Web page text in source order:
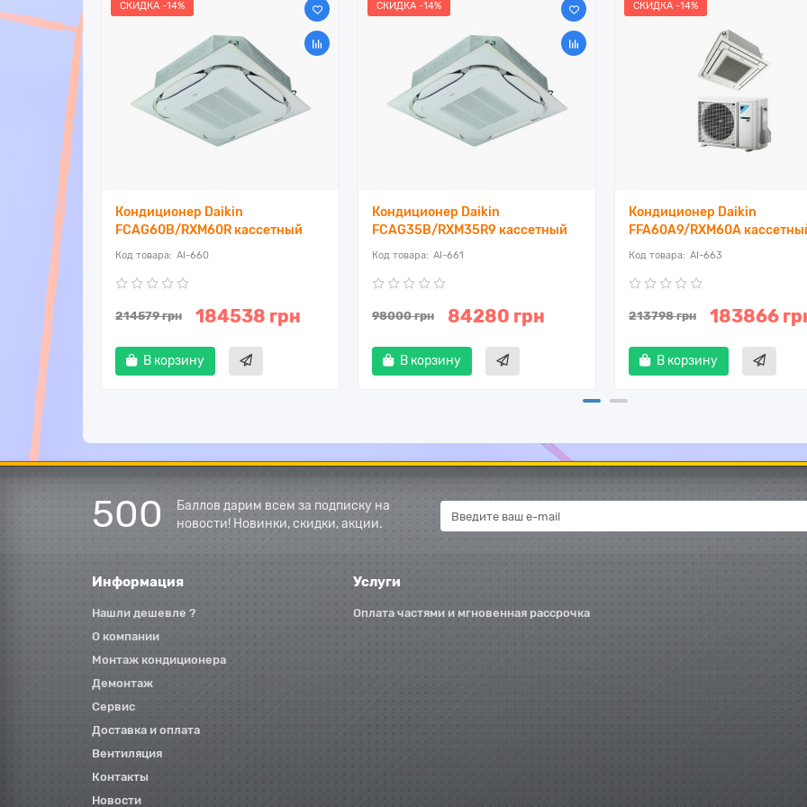
СКИДКА -14%
Кондиционер Daikin
FCAG60B/RXM60R кассетный
AI-660
214579 грн 184538 грн
В корзину
СКИДКА -14%
Кондиционер Daikin
FCAG35B/RXM35R9 кассетный
AI-661
98000 грн 84280 грн
В корзину
СКИДКА -14%
Кондиционер Daikin
FFA60A9/RXM60A
AI-663
213798 грн 183866
В корзину
500
Баллов дарим всем за подписку на
новости! Новинки, скидки, акции.
Информация
Нашли дешевле ?
О компании
Монтаж кондиционера
Демонтаж
Сервис
Доставка и оплата
Вентиляция
Контакты
Новости
Услуги
Оплата частями и мгновенная рассрочка